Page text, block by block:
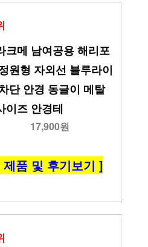
크메 남여공용 해리포
원형 자외선 블루라이
단 안경 동글이 메탈
이즈 안경테
17,900원
제품 및 후기보기 ]